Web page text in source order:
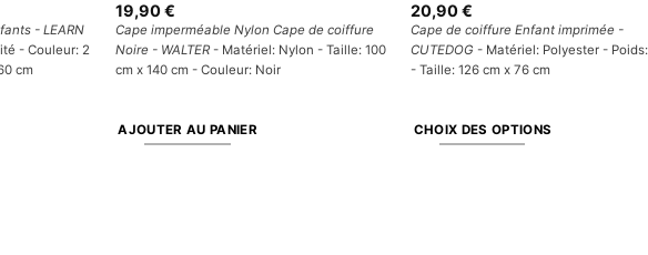
- LEARN
- Couleur: 2
cm
19,90€
Cape imperméable Nylon Cape de coiffure
Noire - WALTER- Matériel: Nylon - Taille: 100
cm x 140 cm - Couleur: Noir
AJOUTER AU PANIER
20,90€
Cape de coiffure Enfant imprimée -
CUTEDOG - Matériel: Polyester -
- Taille: 126 cm x 76 cm
CHOIX DES OPTIONS